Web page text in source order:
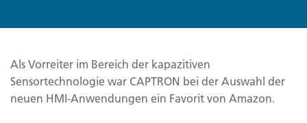
Als Vorreiter im Bereich der kapazitiven
Sensortechnologie war CAPTRON bei der Auswahl der
neuen HMI-Anwendungen ein Favorit von Amazon.